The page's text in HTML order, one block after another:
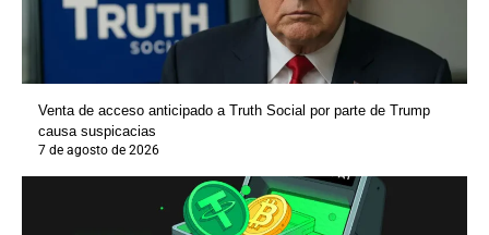
Venta de acceso anticipado a Truth Social por parte de Trump
causa suspicacias
7 de agosto de 2026